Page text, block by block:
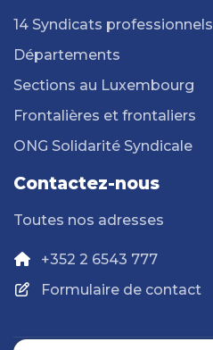
14 Syndicats professionnels
Départements
Sections au Luxembourg
Frontalières et frontaliers
ONG Solidarité Syndicale
Contactez-nous
Toutes nos adresses
+352 2 6543 777
Formulaire de contact